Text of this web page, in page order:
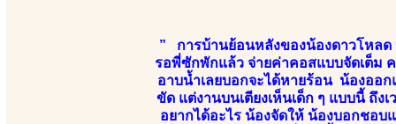
” การบ้านย้อนหลังของน้องดาวโหล
รอพี่ซักพักแล้ว จ่ายค่าคอสแบบจัดเต็ม
อาบน้ำเลยบอกจะได้หายร้อน น้องออ
ขัด แต่งานบนเตียงเห็นเด็ก ๆ แบบนี้ ถึ
อยากได้อะไร น้องจัดให้ น้องบอกชอบ